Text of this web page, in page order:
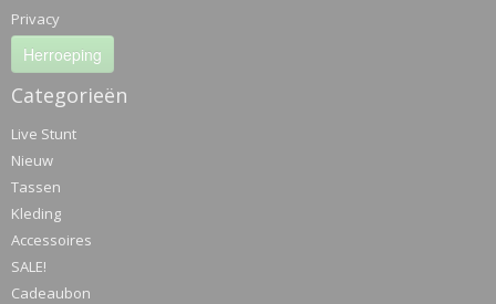
Privacy
Herroeping
Categorieën
Live Stunt
Nieuw
Tassen
Kleding
Accessoires
SALE!
Cadeaubon